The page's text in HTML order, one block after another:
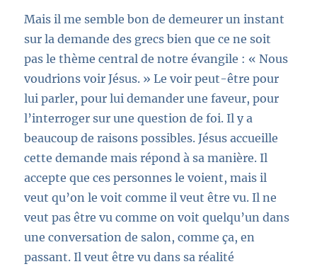
Mais il me semble bon de demeurer un instant
sur la demande des grecsbien que ce ne soit
pas le thème central de notre évangile : « Nous
voudrions voir Jésus. » Le voir peut-être pour
lui parler, pour lui demander une faveur, pour
l’interroger sur une question de foi. Il y a
beaucoup de raisons possibles. Jésus accueille
cette demande mais répond à sa manière. Il
accepte que ces personnes le voient, mais il
veut qu’on le voit comme il veut être vu. Il ne
veut pas être vu comme on voit quelqu’un dans
une conversation de salon, comme ça, en
passant. Il veut être vu dans sa réalité